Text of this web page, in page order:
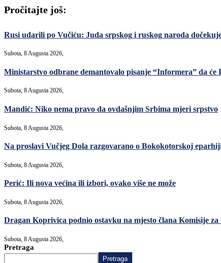
Pročitajte još:
Rusi udarili po Vučiću: Juda srpskog i ruskog naroda
Subota, 8 Augusta 2026,
Ministarstvo odbrane demantovalo pisanje “Informera” da će
Subota, 8 Augusta 2026,
Mandić: Niko nema pravo da ovdašnjim Srbima mjeri srpstvo
Subota, 8 Augusta 2026,
Na proslavi Vučjeg Dola razgovarano o Bokokotorskoj
Subota, 8 Augusta 2026,
Perić: Ili nova većina ili izbori, ovako više ne može
Subota, 8 Augusta 2026,
Dragan Koprivica podnio ostavku na mjesto člana Komisije
Subota, 8 Augusta 2026,
Pretraga
Pretraga